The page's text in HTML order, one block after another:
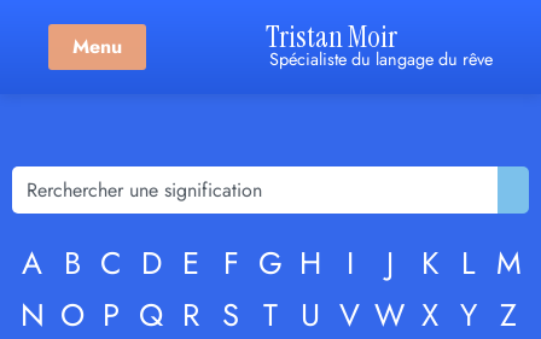
Menu Tristan Moir
Spécialiste du langage du rêve
A B C D E F G H I J K L M
N O P Q R S T U V W X Y Z